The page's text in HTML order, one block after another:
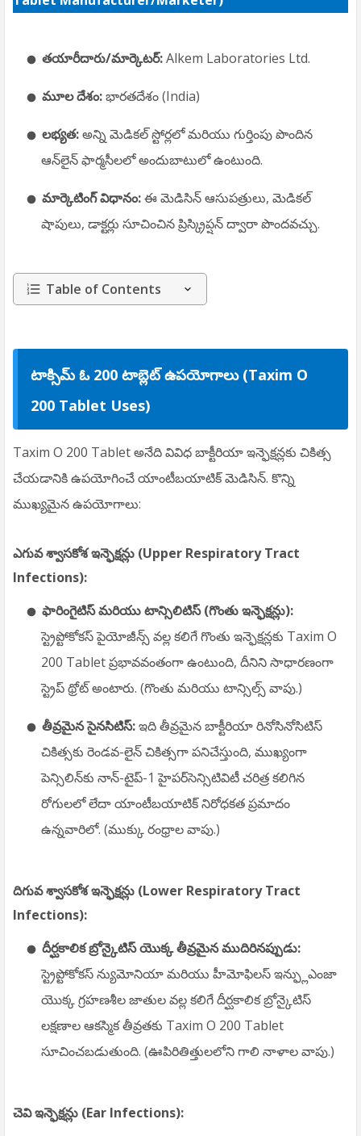
తయారీదారు/మార్కెటర్:Alkem Laboratories Ltd.
మూల దేశం:భారతదేశం (India)
లభ్యత:అన్ని మెడికల్ స్టోర్లలో మరియు గుర్తింపు పొందిన
ఆన్‌లైన్ ఫార్మసీలలో అందుబాటులో ఉంటుంది.
మార్కెటింగ్ విధానం:ఈ మెడిసిన్ ఆసుపత్రులు, మెడికల్
షాపులు, డాక్టర్లు సూచించిన ప్రిస్క్రిప్షన్ ద్వారా పొందవచ్చు.
Table of Contents
టాక్సిమ్ ఓ 200 టాబ్లెట్ ఉపయోగాలు (Taxim O
200 Tablet Uses)
Taxim O 200 Tablet అనేది వివిధ బాక్టీరియా ఇన్ఫెక్షన్లకు చికిత్స
చేయడానికి ఉపయోగించే యాంటీబయాటిక్ మెడిసిన్. కొన్ని
ముఖ్యమైన ఉపయోగాలు:
ఎగువ శ్వాసకోశ ఇన్ఫెక్షన్లు (Upper Respiratory Tract
Infections):
ఫారింగైటిస్ మరియు టాన్సిలిటిస్ (గొంతు ఇన్ఫెక్షన్లు):
స్ట్రెప్టోకోకస్ పైయోజీన్స్ వల్ల కలిగే గొంతు ఇన్ఫెక్షన్లకు Taxim O
200 Tablet ప్రభావవంతంగా ఉంటుంది, దీనిని సాధారణంగా
స్ట్రెప్ థ్రోట్ అంటారు. (గొంతు మరియు టాన్సిల్స్ వాపు.)
తీవ్రమైన సైనసిటిస్:ఇది తీవ్రమైన బాక్టీరియా రినోసినోసిటిస్
చికిత్సకు రెండవ-లైన్ చికిత్సగా పనిచేస్తుంది, ముఖ్యంగా
పెన్సిలిన్‌కు నాన్-టైప్-1 హైపర్‌సెన్సిటివిటీ చరిత్ర కలిగిన
రోగులలో లేదా యాంటీబయాటిక్ నిరోధకత ప్రమాదం
ఉన్నవారిలో. (ముక్కు రంధ్రాల వాపు.)
దిగువ శ్వాసకోశ ఇన్ఫెక్షన్లు (Lower Respiratory Tract
Infections):
దీర్ఘకాలిక బ్రోన్కైటిస్ యొక్క తీవ్రమైన ముదిరినప్పుడు:
స్ట్రెప్టోకోకస్ న్యుమోనియా మరియు హీమోఫిలస్ ఇన్ఫ్లుఎంజా
యొక్క గ్రహణశీల జాతుల వల్ల కలిగే దీర్ఘకాలిక బ్రోన్కైటిస్
లక్షణాల ఆకస్మిక తీవ్రతకు Taxim O 200 Tablet
సూచించబడుతుంది. (ఊపిరితిత్తులలోని గాలి నాళాల వాపు.)
చెవి ఇన్ఫెక్షన్లు (Ear Infections):